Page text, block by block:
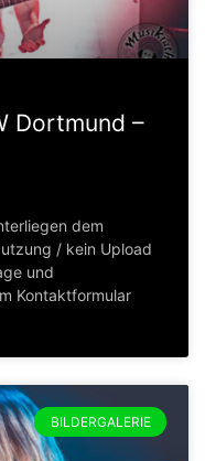
Dortmund –
dem
/ kein Upload
und
Kontaktformular
BILDERGALERIE